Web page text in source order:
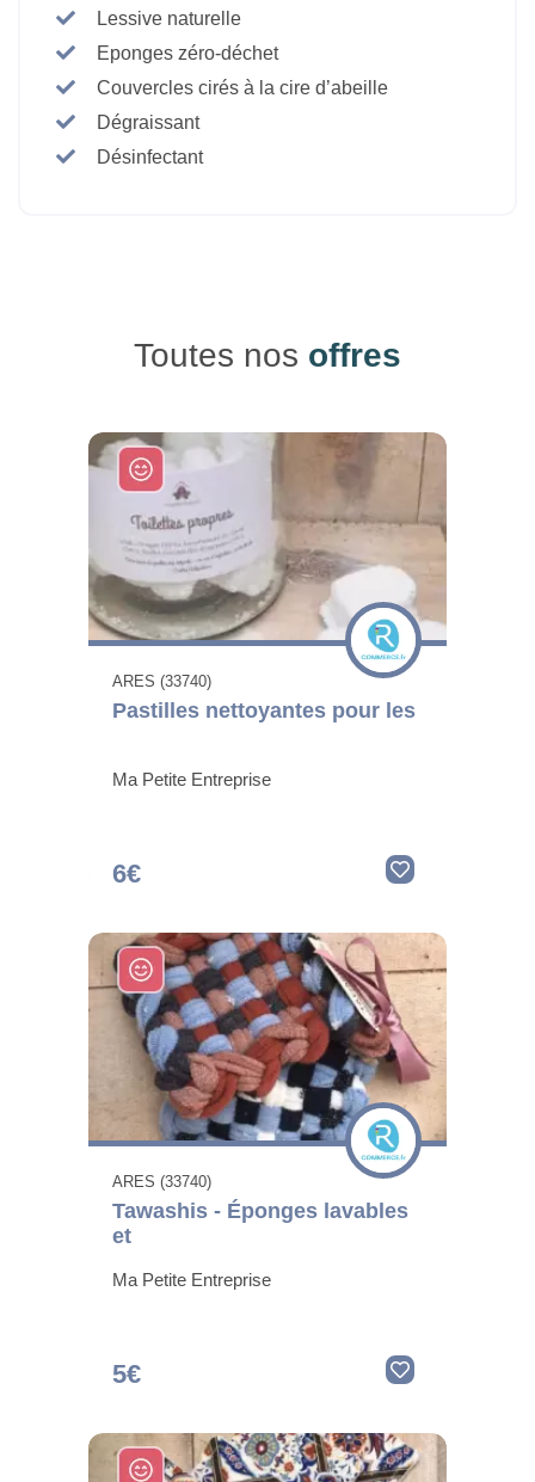
Lessive naturelle
Eponges zéro-déchet
Couvercles cirés à la cire d’abeille
Dégraissant
Désinfectant
Toutes nos offres
ARES (33740)
Pastilles nettoyantes pour les
Ma Petite Entreprise
6€
ARES (33740)
Tawashis - Éponges lavables
et
Ma Petite Entreprise
5€